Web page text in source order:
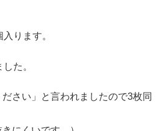
ります。
た。
さい」と言われましたので3枚同